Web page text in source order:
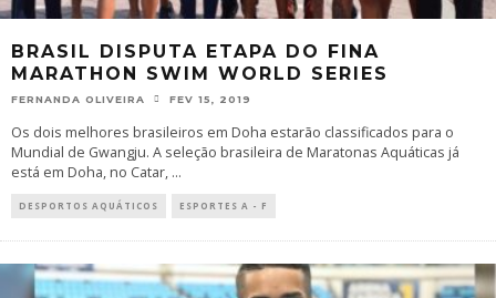
BRASIL DISPUTA ETAPA DO FINA
MARATHON SWIM WORLD SERIES
FERNANDA OLIVEIRA FEV 15, 2019
Os dois melhores brasileiros em Doha estarão classificados para o
Mundial de Gwangju. A seleção brasileira de Maratonas Aquáticas já
está em Doha, no Catar, ...
DESPORTOS AQUÁTICOS ESPORTES A - F